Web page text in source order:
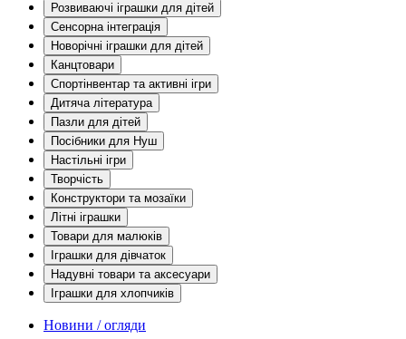
Розвиваючі іграшки для дітей
Сенсорна інтеграція
Новорічні іграшки для дітей
Канцтовари
Спортінвентар та активні ігри
Дитяча література
Пазли для дітей
Посібники для Нуш
Настільні ігри
Творчість
Конструктори та мозаїки
Літні іграшки
Товари для малюків
Іграшки для дівчаток
Надувні товари та аксесуари
Іграшки для хлопчиків
Новини / огляди